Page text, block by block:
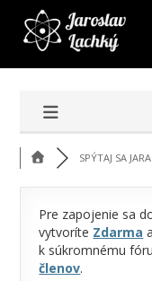
SPÝTAJ SA
Pre zapojenie sa
vytvoríte Zdarma
k súkromnému
členov.